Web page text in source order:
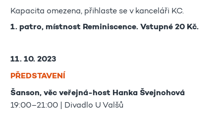
Kapacita omezena, přihlaste se v kanceláři KC.
1. patro, místnost Reminiscence. Vstupné 20 Kč.
11. 10. 2023
PŘEDSTAVENÍ
Šanson, věc veřejná-host Hanka Švejnohová
19:00–21:00 | Divadlo U Valšů